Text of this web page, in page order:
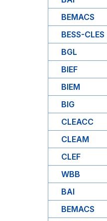
BEMACS
BESS-CLES
BGL
BIEF
BIEM
BIG
CLEACC
CLEAM
CLEF
WBB
BAI
BEMACS